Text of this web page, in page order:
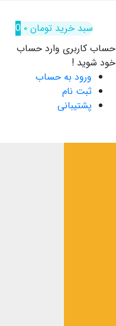
سبد خرید تومان۰
0
حساب کاربری وارد حساب
خود شوید !
ورود به حساب
ثبت نام
پشتیبانی